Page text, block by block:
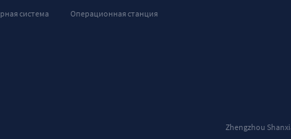
система
Операционная станция
Zhengzhou